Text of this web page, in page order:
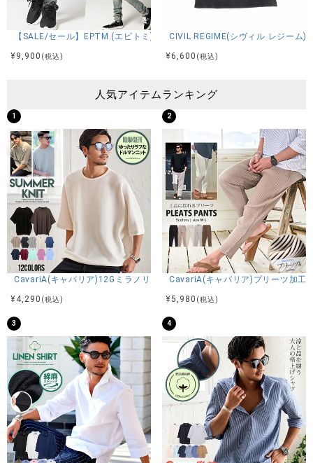
【SALE/セール】EPTM.(エピトミ)PRIME DENIM/全2色
¥9,900 (税込)
CIVIL REGIME(シヴィル レジーム
¥6,600 (税込)
人気アイテムランキング
1
CavariA(キャバリア)12Gミラノリブクルーネックドルマンハーフスリー
¥4,290 (税込)
2
CavariA(キャバリア)プリーツ加工
¥5,980 (税込)
3 4